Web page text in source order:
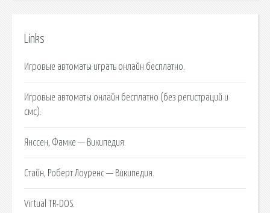
Links
Игровые автоматы играть онлайн бесплатно.
Игровые автоматы онлайн бесплатно (без регистраций и
смс).
Янссен, Фамке — Википедия.
Стайн, Роберт Лоуренс — Википедия.
Virtual TR-DOS.